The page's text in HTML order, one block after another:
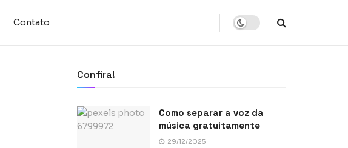
Contato
Confira!
Como separar a voz da
música gratuitamente
29/12/2025